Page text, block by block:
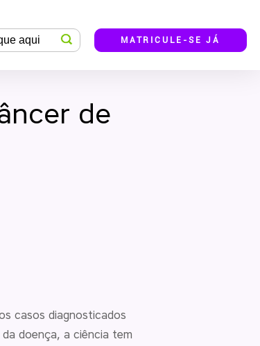
MATRICULE-SE JÁ
de
casos diagnosticados
doença, a ciência tem